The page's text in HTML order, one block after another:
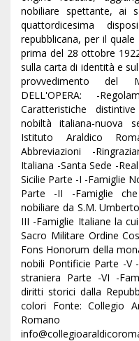
nobiliare spettante, ai
quattordicesima
repubblicana, per il
prima del 28 ottobre
sulla carta di identità e
provvedimento del
DELL'OPERA: -
Caratteristiche
nobiltà italiana-nuova
Istituto Araldico
Abbreviazioni -
Italiana -Santa Sede -
Sicilie Parte -I -Famiglie
Parte -II -Famiglie
nobiliare da S.M.
III -Famiglie Italiane la
Sacro Militare Ordine
Fons Honorum della
nobili Pontificie Parte -V
straniera Parte -VI -
diritti storici dalla
colori Fonte: Collegio
Romano